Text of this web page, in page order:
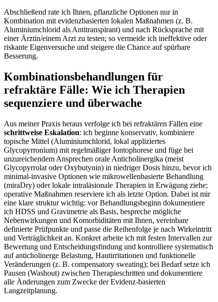
‌Abschließend rate ich Ihnen, pflanzliche Optionen nur in
Kombination⁤ mit evidenzbasierten‌ lokalen Maßnahmen (z. B.
Aluminiumchlorid als Antitranspirant) und nach Rücksprache mit
einer Ärztin/einem Arzt zu testen; so vermeide ich ineffektive oder
riskante Eigenversuche und steigere die Chance auf spürbare
Besserung.
Kombinationsbehandlungen für
refraktäre Fälle: Wie ich Therapien
sequenziere und überwache
Aus meiner Praxis heraus ‍verfolge ich bei ‌refraktären Fällen⁤ eine
schrittweise Eskalation: ich beginne konservativ, kombiniere
⁢topische Mittel (Aluminiumchlorid, lokal appliziertes
Glycopyrronium) mit regelmäßiger Iontophorese und‍ füge bei
unzureichendem Ansprechen orale Anticholinergika (meist
Glycopyrrolat oder Oxybutynin) in niedriger Dosis hinzu, bevor ich
minimal-invasive Optionen wie mikrowellenbasierte Behandlung
(miraDry) oder lokale intraläsionale Therapien in Erwägung ziehe;
operative Maßnahmen reserviere ich als letzte Option. Dabei ist mir⁢
eine klare struktur wichtig: vor Behandlungsbeginn dokumentiere
ich HDSS⁤ und Gravimetrie als Basis, bespreche mögliche
‍Nebenwirkungen und Komorbiditäten mit Ihnen, vereinbare
definierte Prüfpunkte ‌und passe die Reihenfolge ​je nach Wirkeintritt
und Verträglichkeit an. Konkret arbeite ich mit festen Intervallen zur
Bewertung und Entscheidungsfindung ⁤und kontrolliere systematisch
auf anticholinerge Belastung, Hautirritationen und funktionelle
Veränderungen (z. B.⁤ compensatory sweating); bei Bedarf‍ setze ich
Pausen (Washout) zwischen Therapieschritten und dokumentiere
alle Änderungen zum Zwecke der Evidenz-basierten
Langzeitplanung.